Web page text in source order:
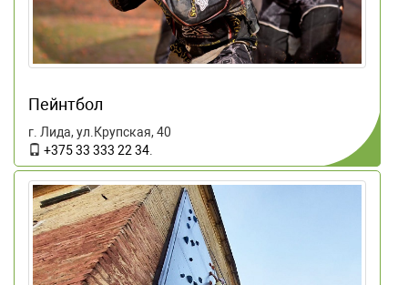
Пейнтбол
г. Лида, ул.Крупская, 40
+375 33 333 22 34.